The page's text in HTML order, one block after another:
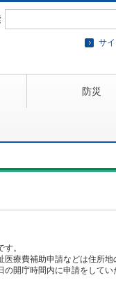
サ
防災
。
医療費補助申請などは住所地
開庁時間内に申請をしてい